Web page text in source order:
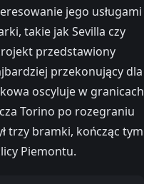
jego usługami
takie jak Sevilla czy
przedstawiony
przekonujący dla
oscyluje w granicach
Torino po rozegraniu
trzy bramki, kończąc tym
Piemontu.